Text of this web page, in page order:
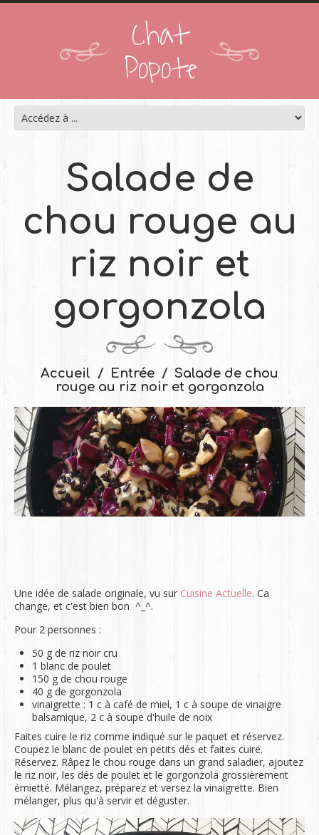
Chat
Popote
Salade de
chou rouge au
riz noir et
gorgonzola
Accueil Entrée
Salade de chou
rouge au riz noir et gorgonzola
Une idée de salade originale, vu sur Cuisine Actuelle. Ca
change, et c'est bien bon ^_^.
Pour 2 personnes :
50 g de riz noir cru
1 blanc de poulet
150 g de chou rouge
40 g de gorgonzola
vinaigrette : 1 c à café de miel, 1 c à soupe de vinaigre
balsamique, 2 c à soupe d'huile de noix
Faites cuire le riz comme indiqué sur le paquet et réservez.
Coupez le blanc de poulet en petits dés et faites cuire.
Réservez. Râpez le chou rouge dans un grand saladier, ajoutez
le riz noir, les dés de poulet et le gorgonzola grossièrement
émietté. Mélangez, préparez et versez la vinaigrette. Bien
mélanger, plus qu'à servir et déguster.